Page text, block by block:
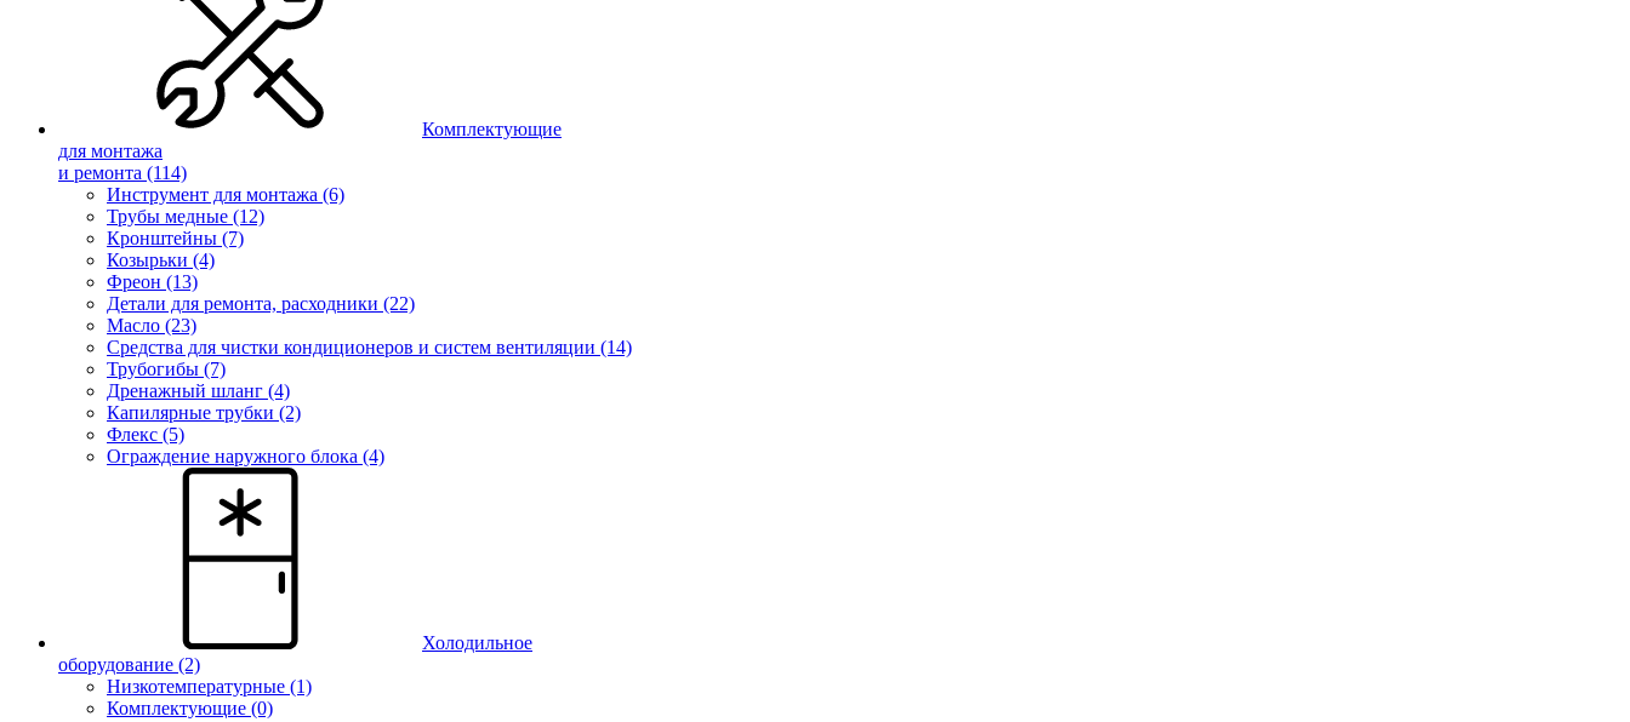
Комплектующие
для монтажа
и ремонта (114)
Инструмент для монтажа (6)
Трубы медные (12)
Кронштейны (7)
Козырьки (4)
Фреон (13)
Детали для ремонта, расходники (22)
Масло (23)
Средства для чистки кондиционеров и систем вентиляции (14)
Трубогибы (7)
Дренажный шланг (4)
Капилярные трубки (2)
Флекс (5)
Ограждение наружного блока (4)
Холодильное
оборудование (2)
Низкотемпературные (1)
Комплектующие (0)